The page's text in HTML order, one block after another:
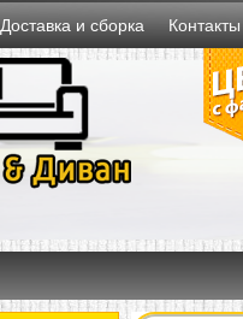
Доставка и сборка Контакты